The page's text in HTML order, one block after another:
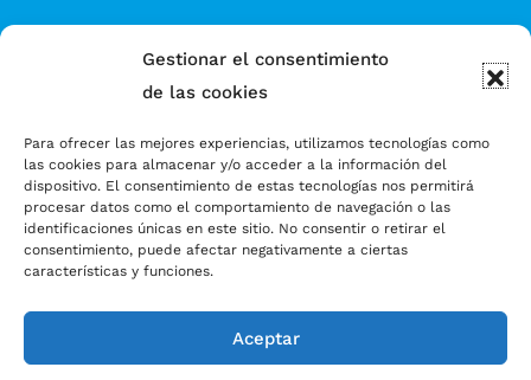
Gestionar el consentimiento
de las cookies
Para ofrecer las mejores experiencias, utilizamos tecnologías como
las cookies para almacenar y/o acceder a la información del
dispositivo. El consentimiento de estas tecnologías nos permitirá
procesar datos como el comportamiento de navegación o las
identificaciones únicas en este sitio. No consentir o retirar el
consentimiento, puede afectar negativamente a ciertas
características y funciones.
Aceptar